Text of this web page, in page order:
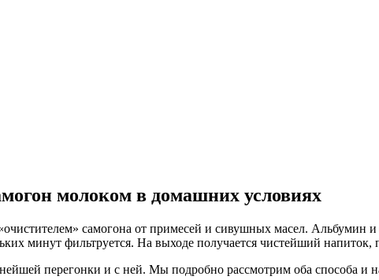
молоком в домашних условиях
самогона от примесей и сивушных масел. Альбумин
минут фильтруется. На выходе получается чистейший
перегонки и с ней. Мы подробно рассмотрим оба способа